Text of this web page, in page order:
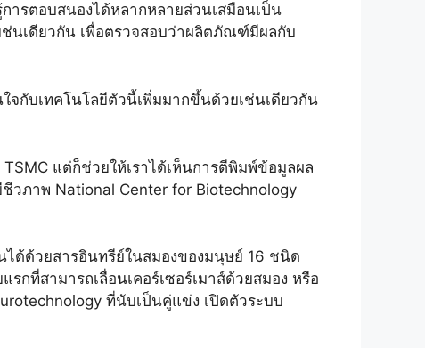
ารตอบสนองได้หลากหลายส่วนเสมือนเป็น
ช่นเดียวกัน เพื่อตรวจสอบว่าผลิตภัณฑ์มีผลกับ
จกับเทคโนโลยีตัวนี้เพิ่มมากขึ้นด้วยเช่นเดียวกัน
แต่ก็ช่วยให้เราได้เห็นการตีพิมพ์ข้อมูลผล
วภาพ National Center for Biotechnology
ได้ด้วยสารอินทรีย์ในสมองของมนุษย์ 16 ชนิด
กที่สามารถเลื่อนเคอร์เซอร์เมาส์ด้วยสมอง หรือ
ที่นับเป็นคู่แข่ง เปิดตัวระบบ